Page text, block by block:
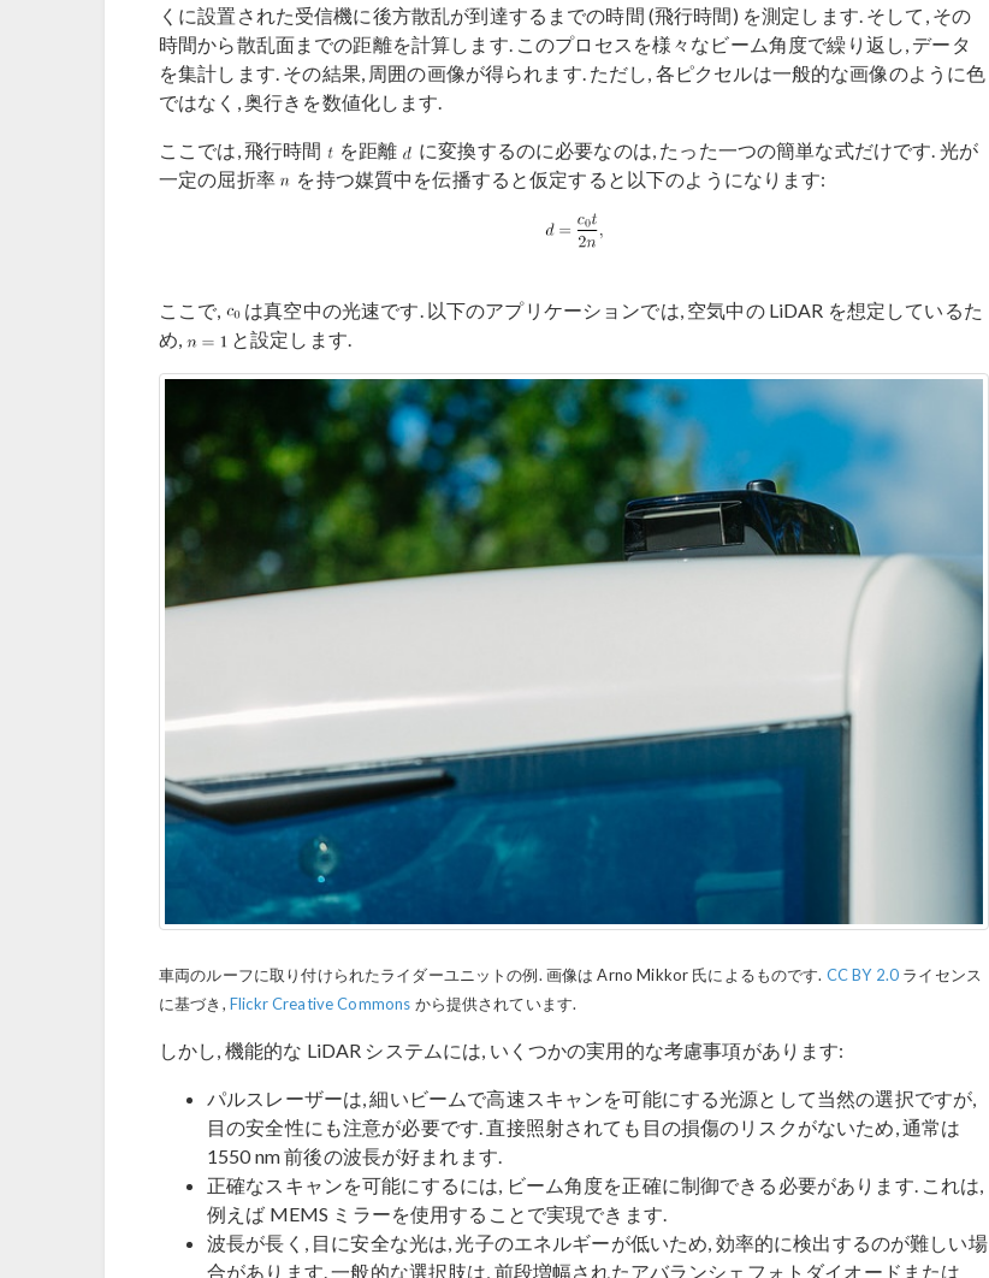
くに設置された受信機に後方散乱が到達するまでの時間 (飛行時間) を測定します. そして, その
時間から散乱面までの距離を計算します. このプロセスを様々なビーム角度で繰り返し, データ
を集計します. その結果, 周囲の画像が得られます. ただし, 各ピクセルは一般的な画像のように色
ではなく, 奥行きを数値化します.
ここでは, 飛行時間 を距離
に変換するのに必要なのは, たった一つの簡単な式だけです. 光が
一定の屈折率
を持つ媒質中を伝播すると仮定すると以下のようになります:
ここで,
は真空中の光速です. 以下のアプリケーションでは, 空気中の LiDAR を想定しているた
め,
と設定します.
車両のルーフに取り付けられたライダーユニットの例. 画像は Arno Mikkor 氏によるものです. CC BY 2.0 ライセンス
に基づき, Flickr Creative Commons から提供されています.
しかし, 機能的な LiDAR システムには, いくつかの実用的な考慮事項があります:
パルスレーザーは, 細いビームで高速スキャンを可能にする光源として当然の選択ですが,
目の安全性にも注意が必要です. 直接照射されても目の損傷のリスクがないため, 通常は
1550 nm 前後の波長が好まれます.
正確なスキャンを可能にするには, ビーム角度を正確に制御できる必要があります. これは,
例えば MEMS ミラーを使用することで実現できます.
波長が長く, 目に安全な光は, 光子のエネルギーが低いため, 効率的に検出するのが難しい場
合があります. 一般的な選択肢は, 前段増幅されたアバランシェフォトダイオードまたは